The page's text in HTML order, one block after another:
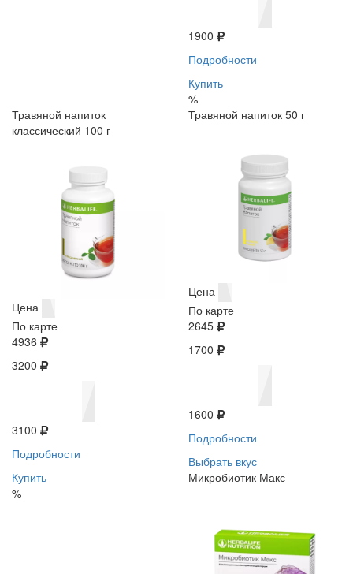
1900
Подробности
Купить
%
Травяной напиток
классический 100 г
Цена
По карте
4936
3200
3100
Подробности
Купить
%
Травяной напиток 50 г
Цена
По карте
2645
1700
1600
Подробности
Выбрать вкус
Микробиотик Макс